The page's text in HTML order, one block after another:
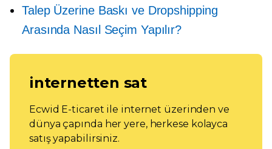
Talep Üzerine Baskı ve Dropshipping
Arasında Nasıl Seçim Yapılır?
internetten sat
Ecwid E-ticaret ile internet üzerinden ve
dünya çapında her yere, herkese kolayca
satış yapabilirsiniz.